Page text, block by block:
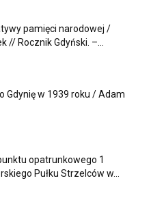
pamięci narodowej /
// Rocznik Gdyński. –...
Gdynię w 1939 roku / Adam
opatrunkowego 1
Pułku Strzelców w...